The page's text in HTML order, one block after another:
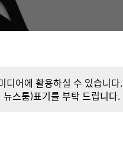
디어에 활용하실 수 있습니다.
스룸)표기를 부탁 드립니다.